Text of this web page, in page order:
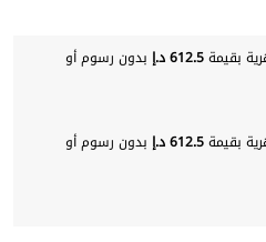
612.5 د.إ بدون رسوم أو
612.5 د.إ بدون رسوم أو